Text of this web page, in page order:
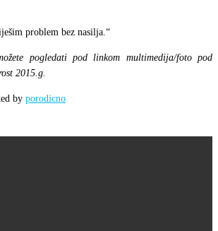
problem bez nasilja.“
pogledati pod linkom multimedija/foto pod
2015.g.
by porodicno